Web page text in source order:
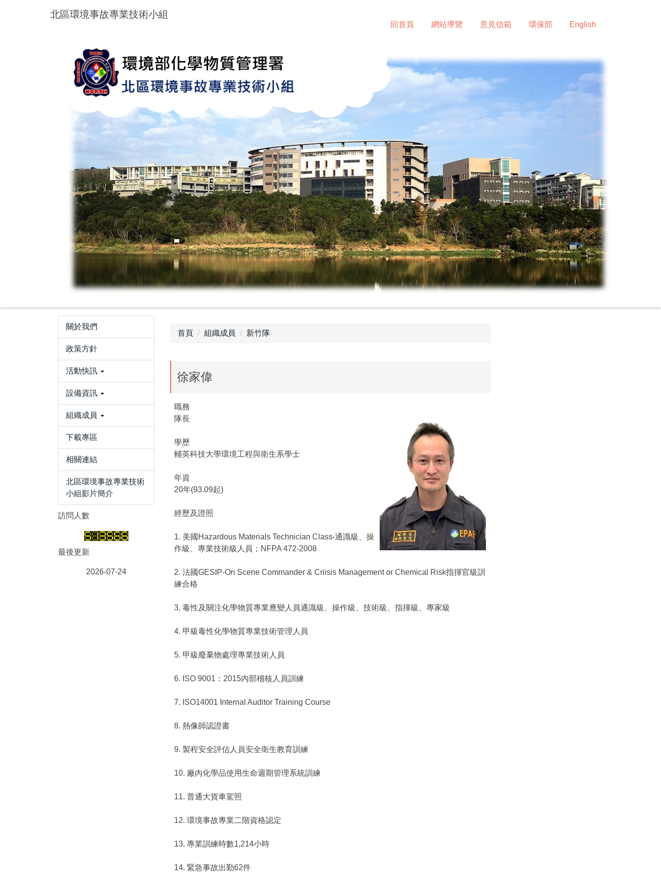
北區環境事故專業技術小組
回首頁 網站導覽 意見信箱 環保部 English
關於我們
政策方針
活動快訊
設備資訊
組織成員
下載專區
相關連結
北區環境事故專業技術
小組影片簡介
訪問人數
最後更新
2026-07-24
首頁 組織成員 新竹隊
徐家偉
職務
隊長
學歷
輔英科技大學環境工程與衛生系學士
年資
20年(93.09起)
經歷及證照
1. 美國Hazardous Materials Technician Class-通識級、操
作級、專業技術級人員；NFPA 472-2008
2. 法國GESIP-On Scene Commander & Criisis Management or Chemical Risk指揮官級訓
練合格
3. 毒性及關注化學物質專業應變人員通識級、操作級、技術級、指揮級、專家級
4. 甲級毒性化學物質專業技術管理人員
5. 甲級廢棄物處理專業技術人員
6. ISO 9001：2015內部稽核人員訓練
7. ISO14001 Internal Auditor Training Course
8. 熱像師認證書
9. 製程安全評估人員安全衛生教育訓練
10. 廠內化學品使用生命週期管理系統訓練
11. 普通大貨車駕照
12. 環境事故專業二階資格認定
13. 專業訓練時數1,214小時
14. 緊急事故出勤62件